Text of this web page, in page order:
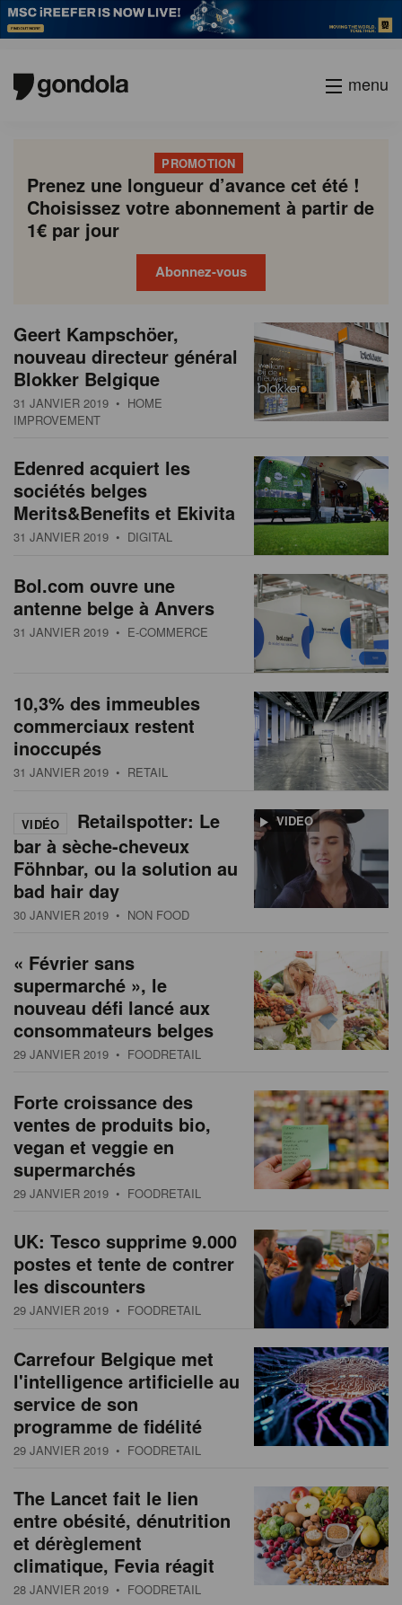
menu
PROMOTION
Prenez une longueur d’avance cet été !
Choisissez votre abonnement à partir de
1€ par jour
Abonnez-vous
N
e
w
s
Geert Kampschöer,
nouveau directeur général
Blokker Belgique
31 JANVIER 2019 • HOME
IMPROVEMENT
Edenred acquiert les
sociétés belges
Merits&Benefits et Ekivita
31 JANVIER 2019 • DIGITAL
Bol.com ouvre une
antenne belge à Anvers
31 JANVIER 2019 • E-COMMERCE
10,3% des immeubles
commerciaux restent
inoccupés
31 JANVIER 2019 • RETAIL
VIDEO
VIDÉO
Retailspotter: Le
bar à sèche-cheveux
Föhnbar, ou la solution au
bad hair day
30 JANVIER 2019 • NON FOOD
« Février sans
supermarché », le
nouveau défi lancé aux
consommateurs belges
29 JANVIER 2019 • FOODRETAIL
Forte croissance des
ventes de produits bio,
vegan et veggie en
supermarchés
29 JANVIER 2019 • FOODRETAIL
UK: Tesco supprime 9.000
postes et tente de contrer
les discounters
29 JANVIER 2019 • FOODRETAIL
Carrefour Belgique met
l'intelligence artificielle au
service de son
programme de fidélité
29 JANVIER 2019 • FOODRETAIL
The Lancet fait le lien
entre obésité, dénutrition
et dérèglement
climatique, Fevia réagit
28 JANVIER 2019 • FOODRETAIL
P
a
g
i
n
t
i
o
n
Previous
page
Page
Page
Page
Page
Current
page
Page
Page
Page
Page
Next
page
academy
society